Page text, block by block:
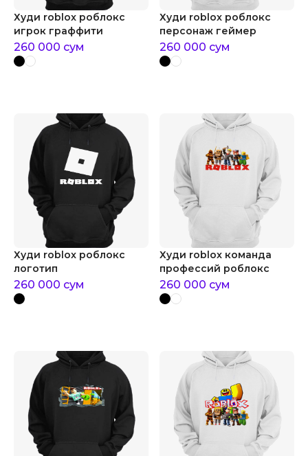
Худи roblox роблокс
игрок граффити
260 000 сум
Худи roblox роблокс
персонаж геймер
260 000 сум
Худи roblox роблокс
логотип
260 000 сум
Худи roblox команда
профессий роблокс
260 000 сум